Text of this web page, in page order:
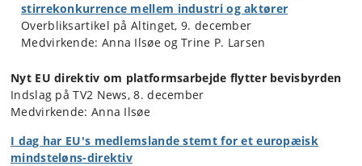
stirrekonkurrence mellem industri og aktører
Overbliksartikel på Altinget, 9. december
Medvirkende: Anna Ilsøe og Trine P. Larsen
Nyt EU direktiv om platformsarbejde flytter bevisbyrden
Indslag på TV2 News, 8. december
Medvirkende: Anna Ilsøe
I dag har EU's medlemslande stemt for et europæisk
mindsteløns-direktiv